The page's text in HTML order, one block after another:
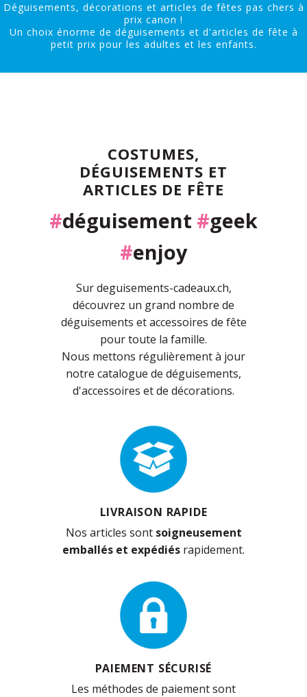
Déguisements, décorations et articles de fêtes pas chers à
prix canon !
Un choix énorme de déguisements et d'articles de fête à
petit prix pour les adultes et les enfants.
COSTUMES,
DÉGUISEMENTS ET
ARTICLES DE FÊTE
#déguisement #geek
#enjoy
Sur deguisements-cadeaux.ch,
découvrez un grand nombre de
déguisements et accessoires de fête
pour toute la famille.
Nous mettons régulièrement à jour
notre catalogue de déguisements,
d'accessoires et de décorations.
LIVRAISON RAPIDE
Nos articles sont soigneusement
emballés et expédiés rapidement.
PAIEMENT SÉCURISÉ
Les méthodes de paiement sont